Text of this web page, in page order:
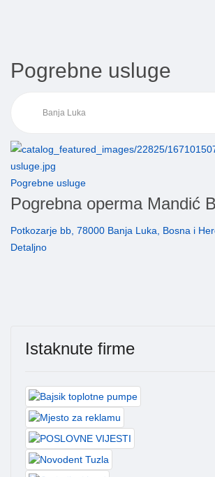
Pogrebne usluge
Pogrebne usluge
Pogrebna operma Mandić
Potkozarje bb, 78000 Banja Luka, Bosna i
Detaljno
Istaknute firme